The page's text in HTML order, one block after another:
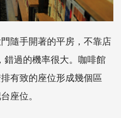
隨手開著的平房，不靠店
過的機率很大。咖啡館
有致的座位形成幾個區
座位。